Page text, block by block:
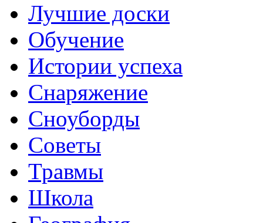
Лучшие доски
Обучение
Истории успеха
Снаряжение
Сноуборды
Советы
Травмы
Школа